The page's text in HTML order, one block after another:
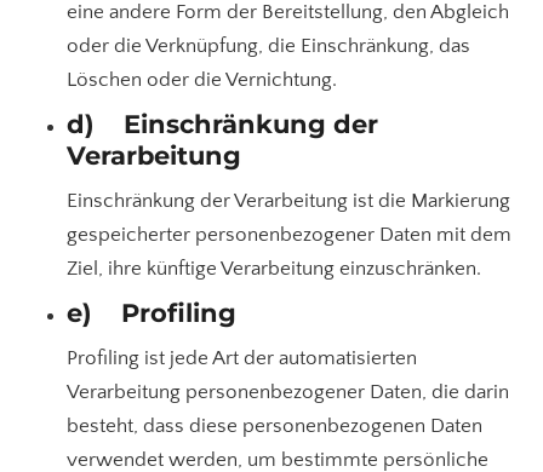
eine andere Form der Bereitstellung, den Abgleich
oder die Verknüpfung, die Einschränkung, das
Löschen oder die Vernichtung.
d) Einschränkung der
Verarbeitung
Einschränkung der Verarbeitung ist die Markierung
gespeicherter personenbezogener Daten mit dem
Ziel, ihre künftige Verarbeitung einzuschränken.
e) Profiling
Profiling ist jede Art der automatisierten
Verarbeitung personenbezogener Daten, die darin
besteht, dass diese personenbezogenen Daten
verwendet werden, um bestimmte persönliche